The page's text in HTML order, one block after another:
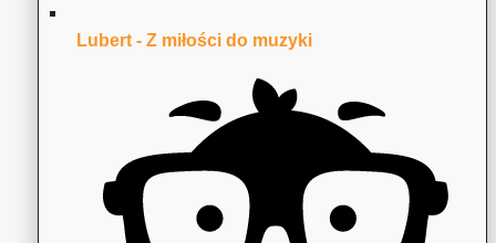
Lubert - Z miłości do muzyki